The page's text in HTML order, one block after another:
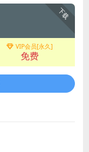
下载
VIP会员[永久]
免费